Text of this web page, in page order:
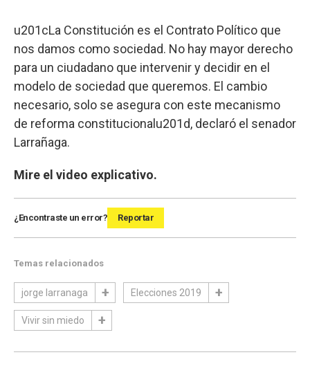
u201cLa Constitución es el Contrato Político que
nos damos como sociedad. No hay mayor derecho
para un ciudadano que intervenir y decidir en el
modelo de sociedad que queremos. El cambio
necesario, solo se asegura con este mecanismo
de reforma constitucionalu201d, declaró el senador
Larrañaga.
Mire el video explicativo.
¿Encontraste un error? Reportar
Temas relacionados
jorge larranaga Elecciones 2019
Vivir sin miedo